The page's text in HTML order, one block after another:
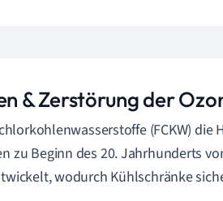
& Zerstörung der
(FCKW) die
zu Beginn des 20. Jahrhunderts
wodurch Kühlschränke